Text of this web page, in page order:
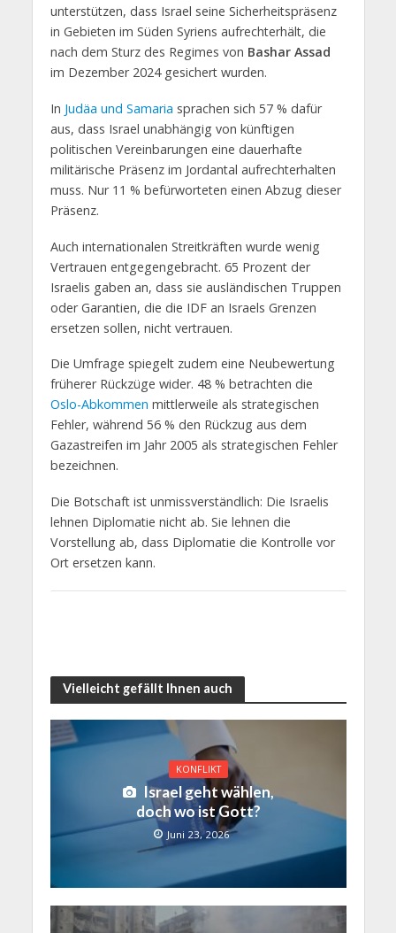
unterstützen, dass Israel seine Sicherheitspräsenz
in Gebieten im Süden Syriens aufrechterhält, die
nach dem Sturz des Regimes von Bashar Assad
im Dezember 2024 gesichert wurden.
In Judäa und Samaria sprachen sich 57 % dafür
aus, dass Israel unabhängig von künftigen
politischen Vereinbarungen eine dauerhafte
militärische Präsenz im Jordantal aufrechterhalten
muss. Nur 11 % befürworteten einen Abzug dieser
Präsenz.
Auch internationalen Streitkräften wurde wenig
Vertrauen entgegengebracht. 65 Prozent der
Israelis gaben an, dass sie ausländischen Truppen
oder Garantien, die die IDF an Israels Grenzen
ersetzen sollen, nicht vertrauen.
Die Umfrage spiegelt zudem eine Neubewertung
früherer Rückzüge wider. 48 % betrachten die
Oslo-Abkommen mittlerweile als strategischen
Fehler, während 56 % den Rückzug aus dem
Gazastreifen im Jahr 2005 als strategischen Fehler
bezeichnen.
Die Botschaft ist unmissverständlich: Die Israelis
lehnen Diplomatie nicht ab. Sie lehnen die
Vorstellung ab, dass Diplomatie die Kontrolle vor
Ort ersetzen kann.
Vielleicht gefällt Ihnen auch
KONFLIKT
Israel geht wählen,
doch wo ist Gott?
Juni 23, 2026